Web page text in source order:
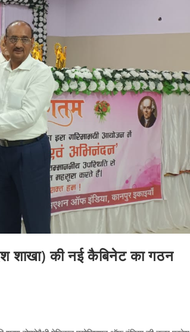
शाखा) की नई कैबिनेट का गठन